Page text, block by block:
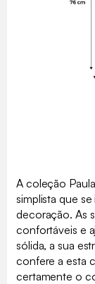
A coleção
simplista que
decoração. As
confortáveis e
sólida, a sua
confere a esta
certamente o